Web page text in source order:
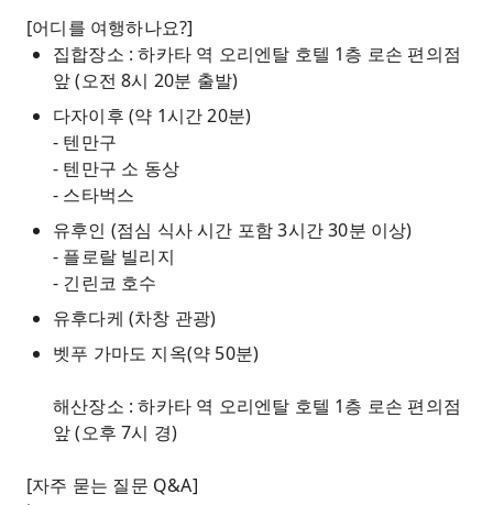
[어디를 여행하나요?]
집합장소 : 하카타 역 오리엔탈 호텔 1층 로손 편의점
앞 (오전 8시 20분 출발)
다자이후 (약 1시간 20분)
- 텐만구
- 텐만구 소 동상
- 스타벅스
유후인 (점심 식사 시간 포함 3시간 30분 이상)
- 플로랄 빌리지
- 긴린코 호수
유후다케 (차창 관광)
벳푸 가마도 지옥(약 50분)
해산장소 : 하카타 역 오리엔탈 호텔 1층 로손 편의점
앞 (오후 7시 경)
[자주 묻는 질문 Q&A]